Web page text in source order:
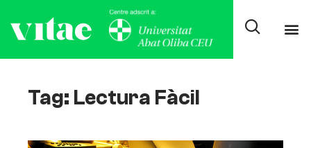
Tag: Lectura Fàcil